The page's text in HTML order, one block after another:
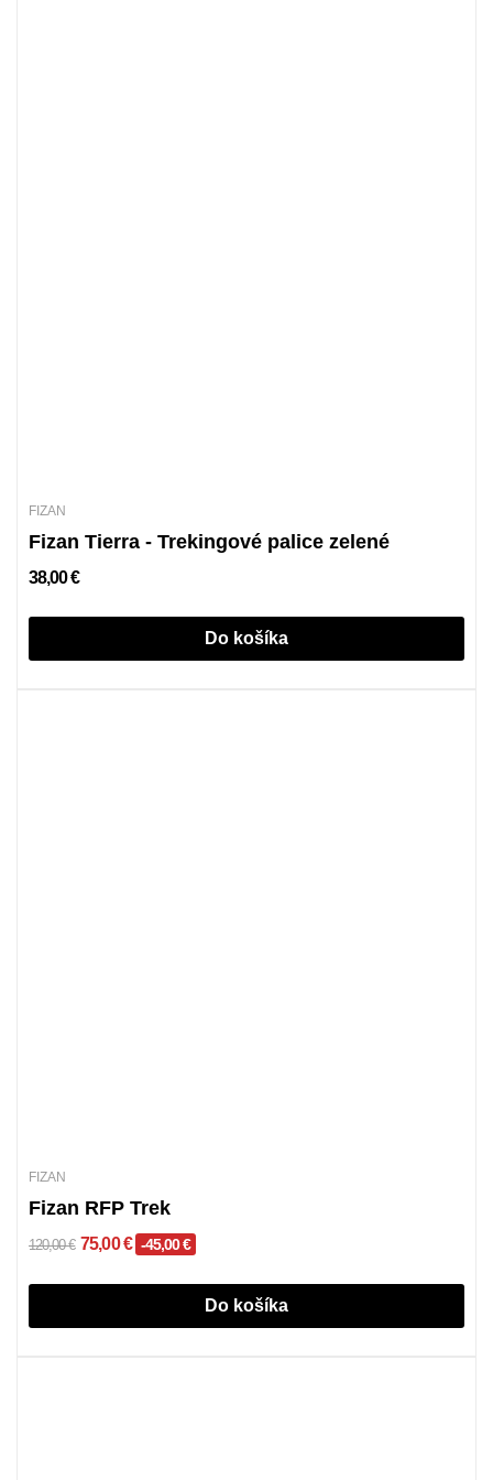
FIZAN
Fizan Tierra - Trekingové palice zelené
38,00 €
Do košíka
FIZAN
Fizan RFP Trek
120,00 € 75,00 € -45,00 €
Do košíka